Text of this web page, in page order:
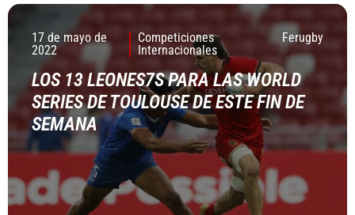
17 de mayo de
2022
Competiciones
Internacionales
Ferugby
LOS 13 LEONES7S PARA LAS WORLD
SERIES DE TOULOUSE DE ESTE FIN DE
SEMANA